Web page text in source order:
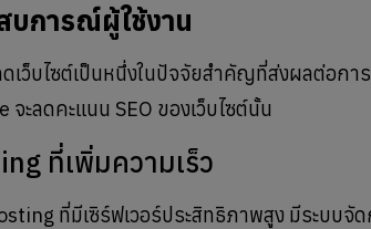
บการณ์ผู้ใช้งาน
ดเว็บไซต์เป็นหนึ่งในปัจจัยสำคัญที่ส่งผลต่อกา
จะลดคะแนน SEO ของเว็บไซต์นั้น
ที่เพิ่มความเร็ว
ที่มีเซิร์ฟเวอร์ประสิทธิภาพสูง มีระบบจั